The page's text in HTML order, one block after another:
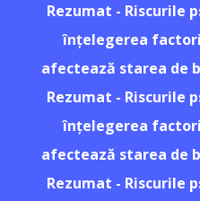
Rezumat - Riscurile
înțelegerea
afectează starea de
Rezumat - Riscurile
înțelegerea
afectează starea de
Rezumat - Riscurile